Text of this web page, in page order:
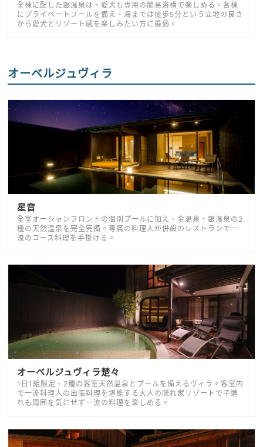
全棟に配した銀温泉は、愛犬も専用の簡易浴槽で楽しめる。各棟
にプライベートプールを備え、海までは徒歩5分という立地の良さ
から愛犬とリゾート感を楽しみたい方に最適。
オーベルジュヴィラ
星音
全室オーシャンフロントの個別プールに加え、金温泉・銀温泉の2
種の天然温泉を完全完備。専属の料理人が併設のレストランで一
流のコース料理を手掛ける。
オーベルジュヴィラ楚々
1日1組限定、2種の客室天然温泉とプールを備えるヴィラ。客室内
で一流料理人の出張料理を堪能する大人の隠れ家リゾートで子連
れも周囲を気にせず一流の料理を楽しめる。